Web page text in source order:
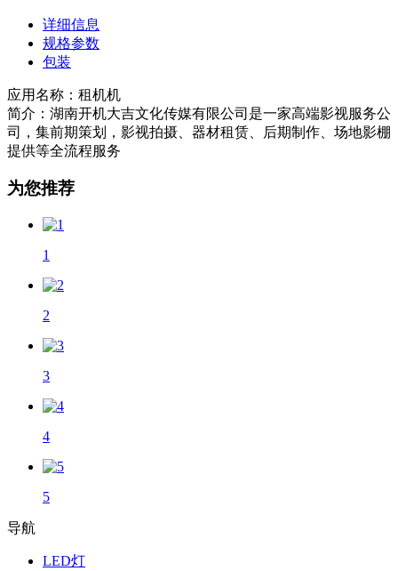
详细信息
规格参数
包装
应用名称：租机机
简介：湖南开机大吉文化传媒有限公司是一家高端影视服务公
司，集前期策划，影视拍摄、器材租赁、后期制作、场地影棚
提供等全流程服务
为您推荐
1
2
3
4
5
导航
LED灯